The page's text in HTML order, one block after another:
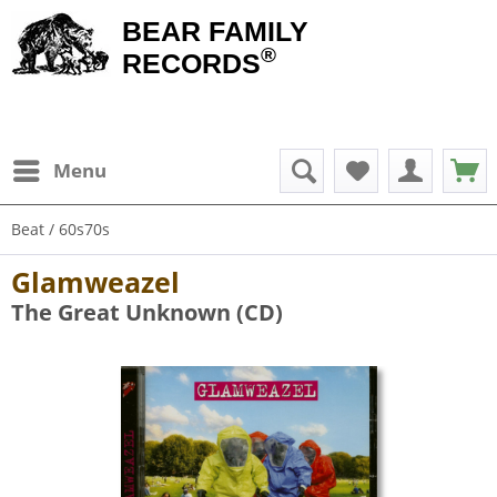
BEAR FAMILY
RECORDS®
Menu
Beat / 60s70s
Glamweazel
The Great Unknown (CD)